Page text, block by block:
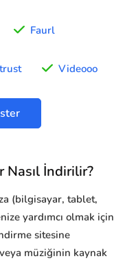
Faurl
Videooo
Nasıl İndirilir?
(bilgisayar, tablet,
yardımcı olmak için
sitesine
müziğinin kaynak